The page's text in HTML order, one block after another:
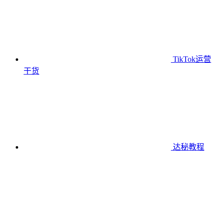
TikTok运营
干货
达秘教程